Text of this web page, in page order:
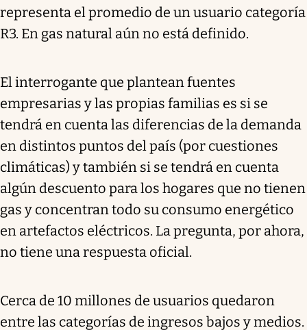
representa el promedio de un usuario categoría
R3. En gas natural aún no está definido.
El interrogante que plantean fuentes
empresarias y las propias familias es si se
tendrá en cuenta las diferencias de la demanda
en distintos puntos del país (por cuestiones
climáticas) y también si se tendrá en cuenta
algún descuento para los hogares que no tienen
gas y concentran todo su consumo energético
en artefactos eléctricos. La pregunta, por ahora,
no tiene una respuesta oficial.
Cerca de 10 millones de usuarios quedaron
entre las categorías de ingresos bajos y medios.